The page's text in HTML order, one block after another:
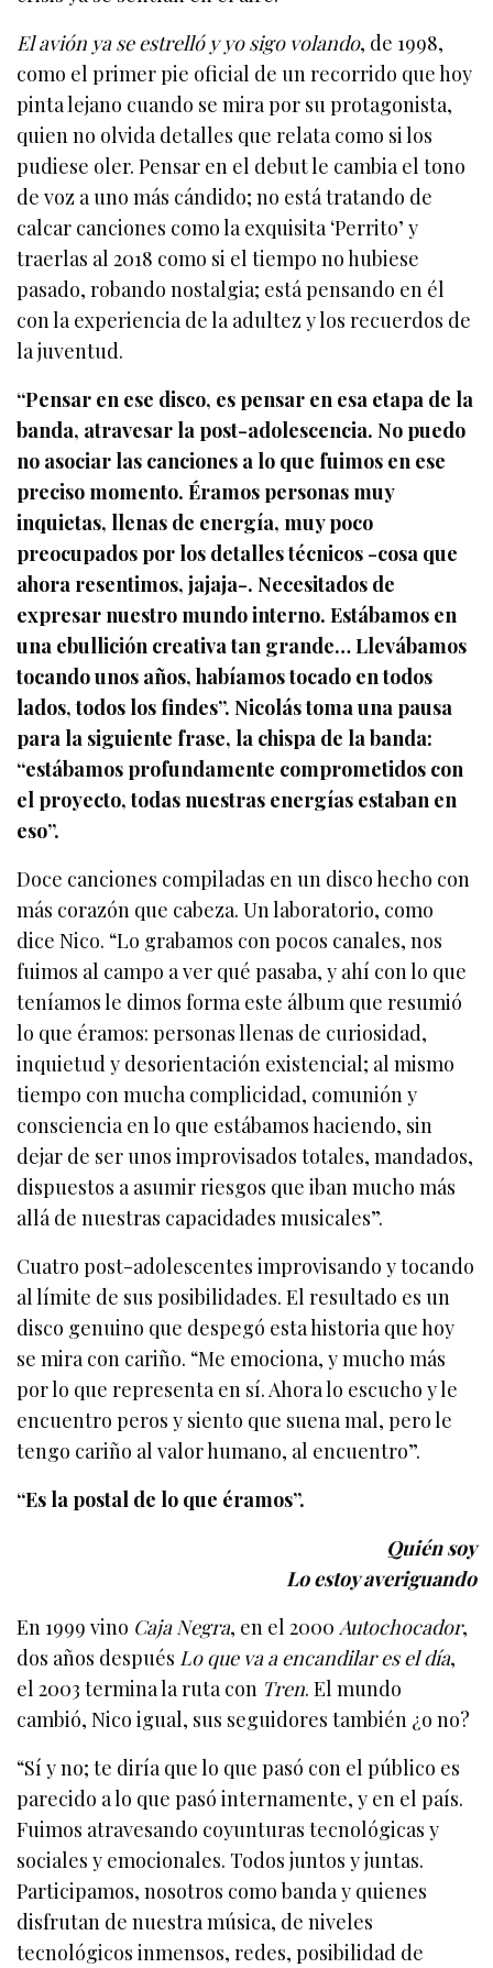
El avión ya se estrelló y yo sigo volando, de 1998,
como el primer pie oficial de un recorrido que hoy
pinta lejano cuando se mira por su protagonista,
quien no olvida detalles que relata como si los
pudiese oler. Pensar en el debut le cambia el tono
de voz a uno más cándido; no está tratando de
calcar canciones como la exquisita ‘Perrito’ y
traerlas al 2018 como si el tiempo no hubiese
pasado, robando nostalgia; está pensando en él
con la experiencia de la adultez y los recuerdos de
la juventud.
“Pensar en ese disco, es pensar en esa etapa de la
banda, atravesar la post-adolescencia. No puedo
no asociar las canciones a lo que fuimos en ese
preciso momento. Éramos personas muy
inquietas, llenas de energía, muy poco
preocupados por los detalles técnicos -cosa que
ahora resentimos, jajaja-. Necesitados de
expresar nuestro mundo interno. Estábamos en
una ebullición creativa tan grande… Llevábamos
tocando unos años, habíamos tocado en todos
lados, todos los findes”. Nicolás toma una pausa
para la siguiente frase, la chispa de la banda:
“estábamos profundamente comprometidos con
el proyecto, todas nuestras energías estaban en
eso”.
Doce canciones compiladas en un disco hecho con
más corazón que cabeza. Un laboratorio, como
dice Nico. “Lo grabamos con pocos canales, nos
fuimos al campo a ver qué pasaba, y ahí con lo que
teníamos le dimos forma este álbum que resumió
lo que éramos: personas llenas de curiosidad,
inquietud y desorientación existencial; al mismo
tiempo con mucha complicidad, comunión y
consciencia en lo que estábamos haciendo, sin
dejar de ser unos improvisados totales, mandados,
dispuestos a asumir riesgos que iban mucho más
allá de nuestras capacidades musicales”.
Cuatro post-adolescentes improvisando y tocando
al límite de sus posibilidades. El resultado es un
disco genuino que despegó esta historia que hoy
se mira con cariño. “Me emociona, y mucho más
por lo que representa en sí. Ahora lo escucho y le
encuentro peros y siento que suena mal, pero le
tengo cariño al valor humano, al encuentro”.
“Es la postal de lo que éramos”.
Quién soy
Lo estoy averiguando
En 1999 vino Caja Negra, en el 2000Autochocador,
dos años después Lo que va a encandilar es el día,
el 2003 termina la ruta con Tren. El mundo
cambió, Nico igual, sus seguidores también ¿o no?
“Sí y no; te diría que lo que pasó con el público es
parecido a lo que pasó internamente, y en el país.
Fuimos atravesando coyunturas tecnológicas y
sociales y emocionales. Todos juntos y juntas.
Participamos, nosotros como banda y quienes
disfrutan de nuestra música, de niveles
tecnológicos inmensos, redes, posibilidad de